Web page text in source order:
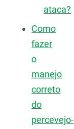
ataca?
Como
fazer
o
manejo
correto
do
percevejo-